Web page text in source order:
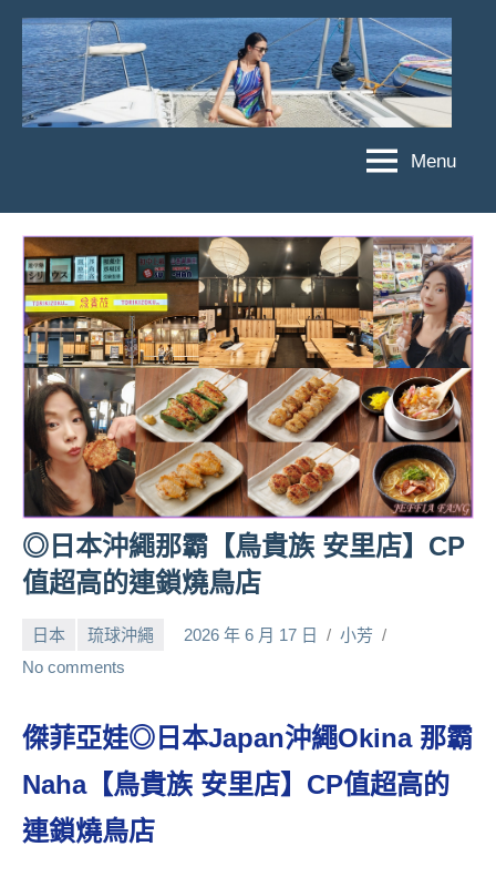
Skip
content
菲
亞
娃
JEFFIA
FANG
亞
娃
粉
絲
團、
主
題
旅
遊、
人
帶
路、
旅
遊
賓、
金
探
號
Menu
◎日本沖繩那霸【鳥貴族 安里店】CP
值超高的連鎖燒鳥店
日本 琉球沖繩 2026 年 6 月 17 日
小芳
No comments
傑菲亞娃◎日本Japan沖繩Okina 那霸
Naha【鳥貴族 安里店】CP值超高的
連鎖燒鳥店